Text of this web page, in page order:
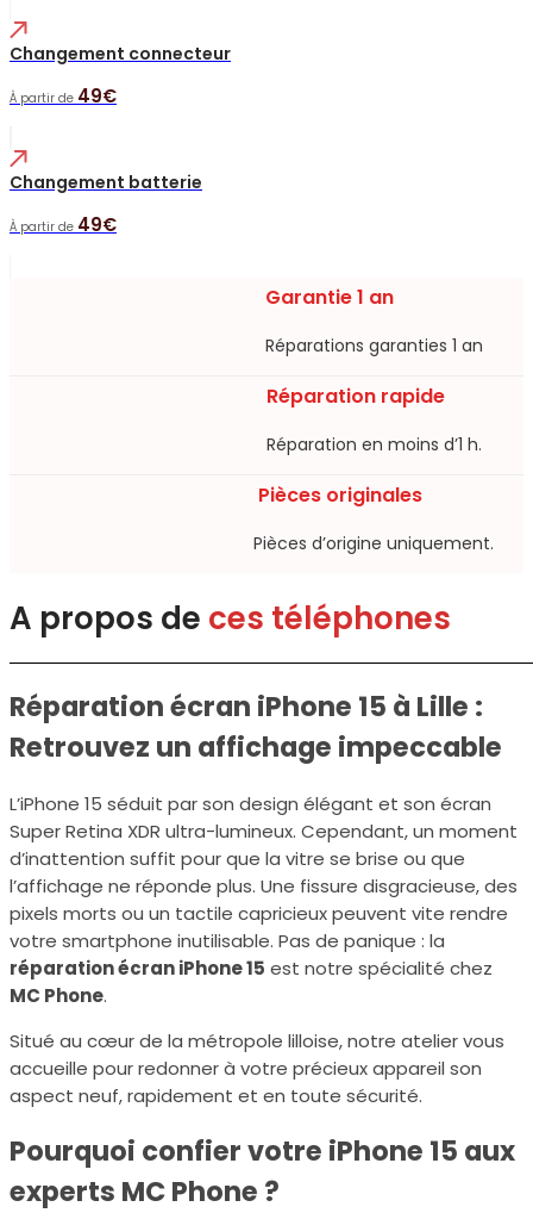
Changement connecteur
À partir de 49€
Changement batterie
À partir de 49€
Garantie 1 an
Réparations garanties 1 an​
Réparation rapide
Réparation en moins d’1 h.​
Pièces originales
Pièces d’origine uniquement.​
A propos de ces téléphones
Réparation écran iPhone 15 à Lille :
Retrouvez un affichage impeccable
L’iPhone 15 séduit par son design élégant et son écran
Super Retina XDR ultra-lumineux. Cependant, un moment
d’inattention suffit pour que la vitre se brise ou que
l’affichage ne réponde plus. Une fissure disgracieuse, des
pixels morts ou un tactile capricieux peuvent vite rendre
votre smartphone inutilisable. Pas de panique : la
réparation écran iPhone 15 est notre spécialité chez
MC Phone.
Situé au cœur de la métropole lilloise, notre atelier vous
accueille pour redonner à votre précieux appareil son
aspect neuf, rapidement et en toute sécurité.
Pourquoi confier votre iPhone 15 aux
experts MC Phone ?